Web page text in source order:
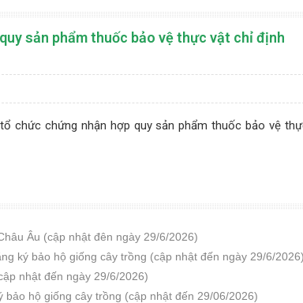
sản phẩm thuốc bảo vệ thực vật chỉ định
chức chứng nhận hợp quy sản phẩm thuốc bảo vệ
Âu (cập nhật đên ngày 29/6/2026)
ký bảo hộ giống cây trồng (cập nhật đến ngày 29/6/2026)
nhật đến ngày 29/6/2026)
hộ giống cây trồng (cập nhật đến 29/06/2026)